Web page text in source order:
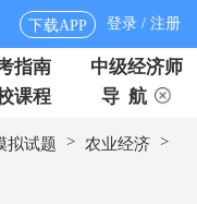
下载APP 登录 / 注册
指南
中级经济师
课程 导 航
拟试题 > 农业经济 >